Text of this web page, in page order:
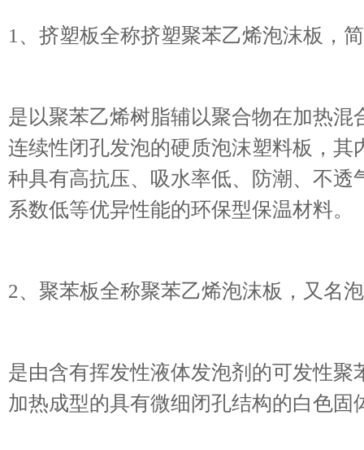
1、挤塑板全称挤塑聚苯乙烯泡沫板，
是以聚苯乙烯树脂辅以聚合物在加热
连续性闭孔发泡的硬质泡沫塑料板，
种具有高抗压、吸水率低、防潮、不
系数低等优异性能的环保型保温材料。
2、聚苯板全称聚苯乙烯泡沫板，又名
是由含有挥发性液体发泡剂的可发性
加热成型的具有微细闭孔结构的白色固